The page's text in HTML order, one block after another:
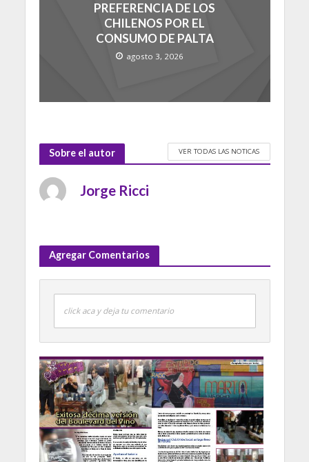
PREFERENCIA DE LOS
CHILENOS POR EL
CONSUMO DE PALTA
agosto 3, 2026
Sobre el autor VER TODAS LAS NOTICAS
Jorge Ricci
Agregar Comentarios
click aca y deja tu comentario